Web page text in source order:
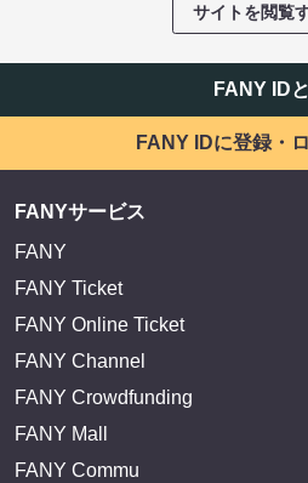
サイトを閲覧
FANY ID
FANY IDに登録・
FANYサービス
FANY
FANY Ticket
FANY Online Ticket
FANY Channel
FANY Crowdfunding
FANY Mall
FANY Commu